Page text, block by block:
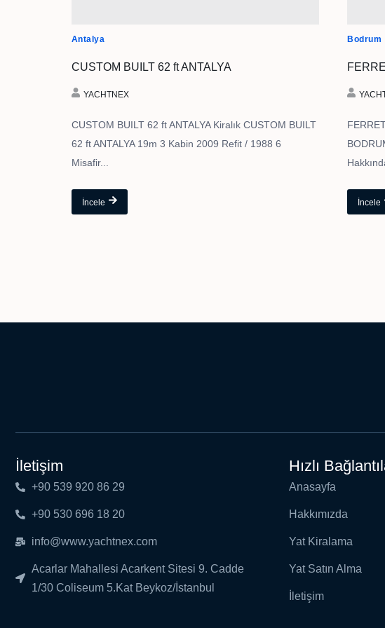
Antalya
CUSTOM BUILT 62 ft ANTALYA
YACHTNEX
CUSTOM BUILT 62 ft ANTALYA Kiralık CUSTOM BUILT
62 ft ANTALYA 19m 3 Kabin 2009 Refit / 1988 6
Misafir...
İncele
Bodrum
İncele
İletişim
+90 539 920 86 29
+90 530 696 18 20
info@www.yachtnex.com
Acarlar Mahallesi Acarkent Sitesi 9. Cadde
1/30 Coliseum 5.Kat Beykoz/İstanbul
Hızlı
Anasayfa
Hakkımızda
Yat Kiralama
Yat Satın Alma
İletişim